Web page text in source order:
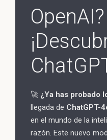
OpenAI?
🚀 ¿Ya has probado
llegada de ChatGPT-
en el mundo de la
razón. Este nuevo